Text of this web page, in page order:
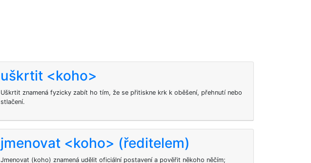
uškrtit <koho>
Uškrtit znamená fyzicky zabít ho tím, že se přitiskne krk k oběšení, přehnutí nebo
stlačení.
jmenovat <koho> (ředitelem)
Jmenovat (koho) znamená udělit oficiální postavení a pověřit někoho něčím;